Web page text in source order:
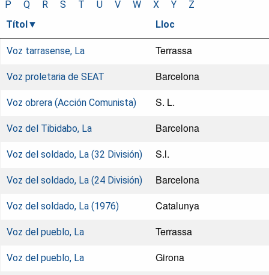
P
Q R S T U V W X Y
Z
Títol
Lloc
Voz tarrasense, La Terrassa
Voz proletaria de SEAT Barcelona
Voz obrera (Acción Comunista) S. L.
Voz del Tibidabo, La Barcelona
Voz del soldado, La (32 División) S.l.
Voz del soldado, La (24 División) Barcelona
Voz del soldado, La (1976) Catalunya
Voz del pueblo, La Terrassa
Voz del pueblo, La Girona